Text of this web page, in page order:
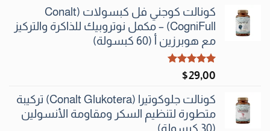
هو:
$62٫00.
هو:
$60٫00.
كونالت كوجني فل كبسولات (Conalt
CogniFull) – مكمل نوتروبيك للذاكرة والتركيز
مع هوبرزين أ (60 كبسولة)
تم التقييم
5.00 من 5
$
29٫00
كونالت جلوكوتيرا (Conalt Glukotera) تركيبة
متطورة لتنظيم السكر ومقاومة الأنسولين
(30 كبسولة)